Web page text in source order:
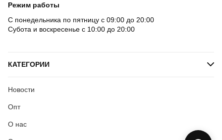
Режим работы
С понедельника по пятницу с 09:00 до 20:00
Субота и воскресенье с 10:00 до 20:00
КАТЕГОРИИ
Новости
Опт
О нас